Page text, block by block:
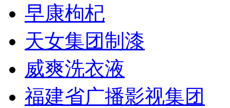
早康枸杞
天女集团制漆
威爽洗衣液
福建省广播影视集团